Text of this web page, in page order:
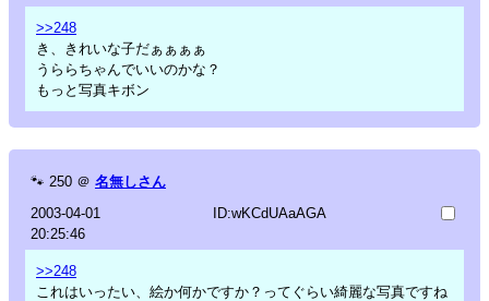
>>248
き、きれいな子だぁぁぁぁ
うららちゃんでいいのかな？
もっと写真キボン
🐾 250 ＠ 名無しさん
2003-04-01
20:25:46
ID:wKCdUAaAGA
>>248
これはいったい、絵か何かですか？ってぐらい綺麗な写真ですね